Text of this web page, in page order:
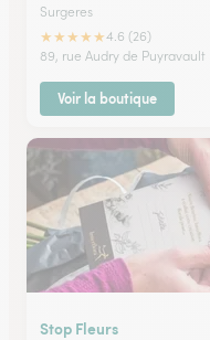
Surgeres
★★★★★4.6 (26)
89, rue Audry de Puyravault
Voir la boutique
Stop Fleurs